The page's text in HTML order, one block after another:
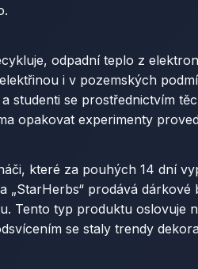
odpadní teplo z
i v pozemských
studenti se prostřednictvím
opakovat experimenty
které za pouhých 14 dní
prodává
Tento typ produktu oslovuje
se staly trendy